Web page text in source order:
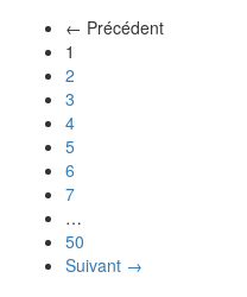
← Précédent
1
2
3
4
5
6
7
…
50
Suivant →